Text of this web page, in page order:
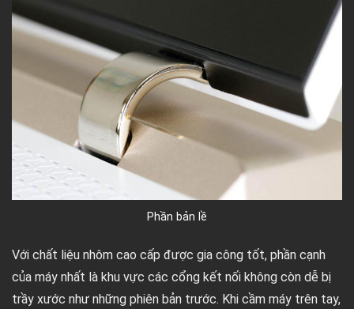
Phần bản lề
Với chất liệu nhôm cao cấp được gia công tốt, phần cạnh
của máy nhất là khu vực các cổng kết nối không còn dễ bị
trầy xước như những phiên bản trước. Khi cầm máy trên tay,